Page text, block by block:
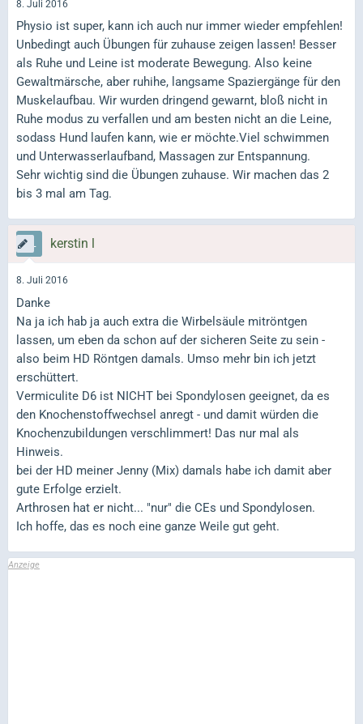
8. Juli 2016
Physio ist super, kann ich auch nur immer wieder empfehlen!
Unbedingt auch Übungen für zuhause zeigen lassen! Besser
als Ruhe und Leine ist moderate Bewegung. Also keine
Gewaltmärsche, aber ruhihe, langsame Spaziergänge für den
Muskelaufbau. Wir wurden dringend gewarnt, bloß nicht in
Ruhe modus zu verfallen und am besten nicht an die Leine,
sodass Hund laufen kann, wie er möchte.Viel schwimmen
und Unterwasserlaufband, Massagen zur Entspannung.
Sehr wichtig sind die Übungen zuhause. Wir machen das 2
bis 3 mal am Tag.
kerstin l
8. Juli 2016
Danke
Na ja ich hab ja auch extra die Wirbelsäule mitröntgen
lassen, um eben da schon auf der sicheren Seite zu sein -
also beim HD Röntgen damals. Umso mehr bin ich jetzt
erschüttert.
Vermiculite D6 ist NICHT bei Spondylosen geeignet, da es
den Knochenstoffwechsel anregt - und damit würden die
Knochenzubildungen verschlimmert! Das nur mal als
Hinweis.
bei der HD meiner Jenny (Mix) damals habe ich damit aber
gute Erfolge erzielt.
Arthrosen hat er nicht... "nur" die CEs und Spondylosen.
Ich hoffe, das es noch eine ganze Weile gut geht.